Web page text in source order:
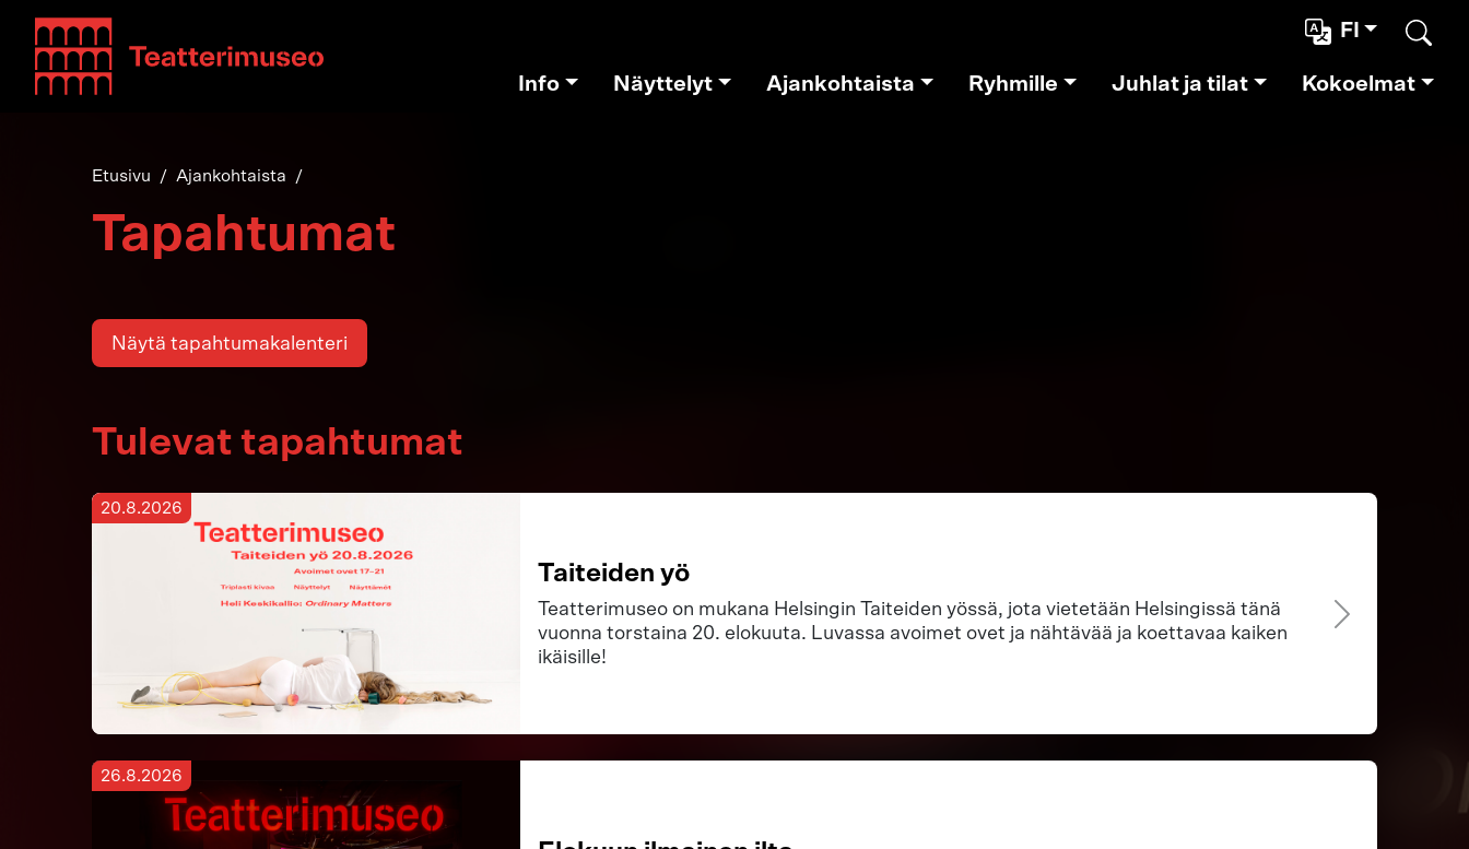
Teatterimuseo FI
Info Näyttelyt Ajankohtaista Ryhmille Juhlat ja tilat Kokoelmat
Etusivu Ajankohtaista
Tapahtumat
Näytä tapahtumakalenteri
Tulevat tapahtumat
20.8.2026
Taiteiden yö
Teatterimuseo on mukana Helsingin Taiteiden yössä, jota vietetään Helsingissä tänä
vuonna torstaina 20. elokuuta. Luvassa avoimet ovet ja nähtävää ja koettavaa kaiken
ikäisille!
26.8.2026